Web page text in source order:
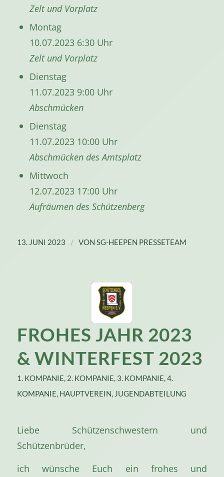
Zelt und Vorplatz
Montag
10.07.2023 6:30 Uhr
Zelt und Vorplatz
Dienstag
11.07.2023 9:00 Uhr
Abschmücken
Dienstag
11.07.2023 10:00 Uhr
Abschmücken des Amtsplatz
Mittwoch
12.07.2023 17:00 Uhr
Aufräumen des Schützenberg
13. JUNI 2023 / VON SG-HEEPEN PRESSETEAM
FROHES JAHR 2023
& WINTERFEST 2023
1. KOMPANIE, 2. KOMPANIE, 3. KOMPANIE,4.
KOMPANIE, HAUPTVEREIN, JUGENDABTEILUNG
Liebe Schützenschwestern und
Schützenbrüder,
ich wünsche Euch ein frohes und